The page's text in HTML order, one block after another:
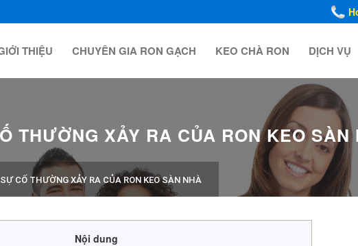
THIỆU CHUYÊN GIA RON GẠCH KEO CHÀ RON DỊCH VỤ
THƯỜNG XẢY RA CỦA RON KEO SÀN
CỐ THƯỜNG XẢY RA CỦA RON KEO SÀN NHÀ
Nội dung